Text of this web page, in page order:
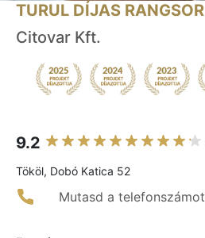
TURUL DÍJAS RANGSOR
Citovar Kft.
9.2
Tököl, Dobó Katica 52
Mutasd a telefonszámot